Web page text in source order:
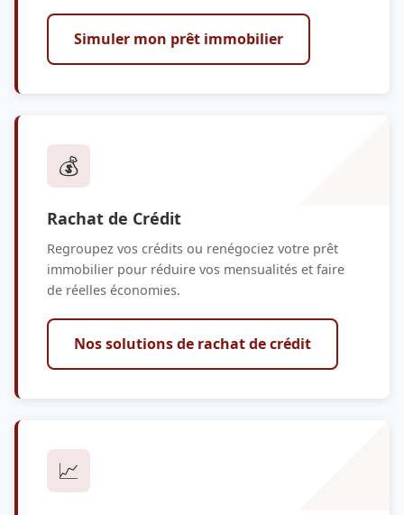
Simuler mon prêt immobilier
💰
Rachat de Crédit
Regroupez vos crédits ou renégociez votre prêt
immobilier pour réduire vos mensualités et faire
de réelles économies.
Nos solutions de rachat de crédit
📈